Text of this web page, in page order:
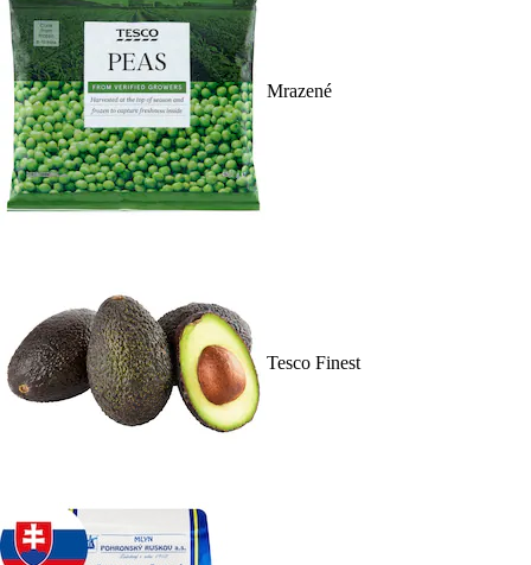
Mrazené
Tesco Finest